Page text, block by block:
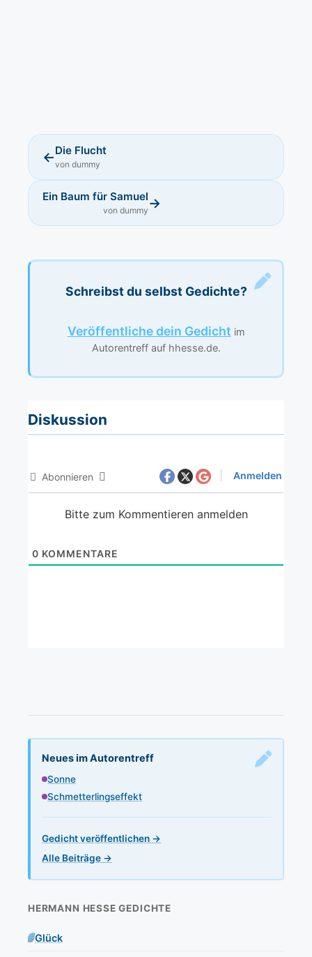
←Die Flucht
von dummy
Ein Baum für Samuel
von dummy →
Schreibst du selbst Gedichte?
Veröffentliche dein Gedicht im
Autorentreff auf hhesse.de.
Diskussion
Abonnieren Anmelden
Bitte zum Kommentieren anmelden
0 KOMMENTARE
Neues im Autorentreff
Sonne
Schmetterlingseffekt
Gedicht veröffentlichen →
Alle Beiträge →
HERMANN HESSE GEDICHTE
Glück